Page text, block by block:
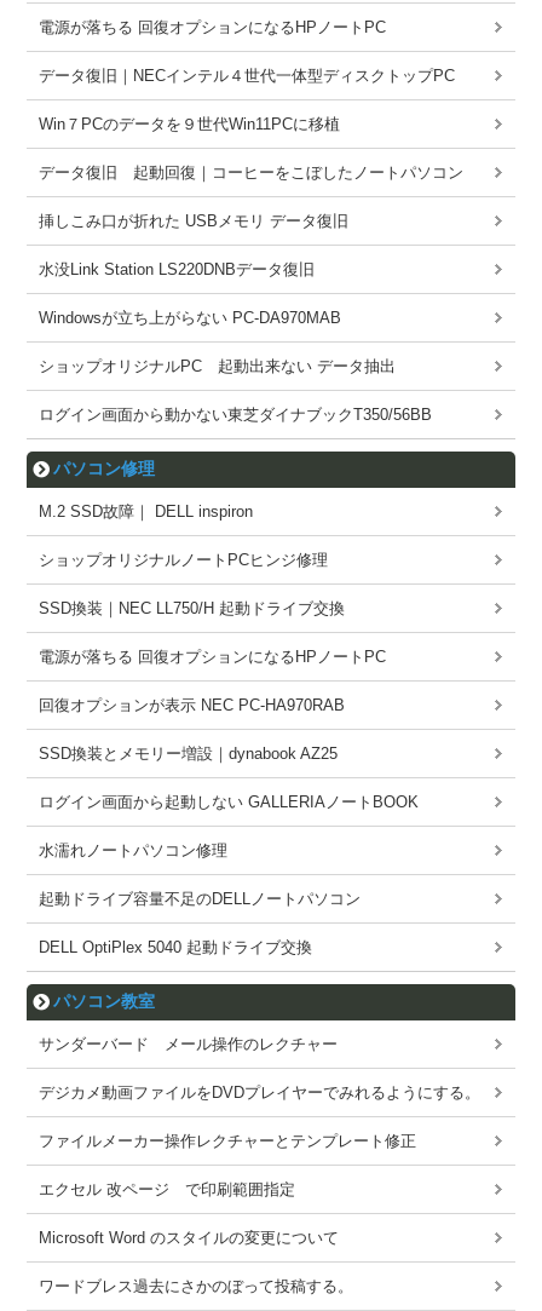
電源が落ちる 回復オプションになるHPノートPC
データ復旧｜NECインテル４世代一体型ディスクトップPC
Win７PCのデータを９世代Win11PCに移植
データ復旧 起動回復｜コーヒーをこぼしたノートパソコン
挿しこみ口が折れた USBメモリ データ復旧
水没Link Station LS220DNBデータ復旧
Windowsが立ち上がらない PC-DA970MAB
ショップオリジナルPC 起動出来ない データ抽出
ログイン画面から動かない東芝ダイナブックT350/56BB
パソコン修理
M.2 SSD故障｜ DELL inspiron
ショップオリジナルノートPCヒンジ修理
SSD換装｜NEC LL750/H 起動ドライブ交換
電源が落ちる 回復オプションになるHPノートPC
回復オプションが表示 NEC PC-HA970RAB
SSD換装とメモリー増設｜dynabook AZ25
ログイン画面から起動しない GALLERIAノートBOOK
水濡れノートパソコン修理
起動ドライブ容量不足のDELLノートパソコン
DELL OptiPlex 5040 起動ドライブ交換
パソコン教室
サンダーバード メール操作のレクチャー
デジカメ動画ファイルをDVDプレイヤーでみれるようにする。
ファイルメーカー操作レクチャーとテンプレート修正
エクセル 改ページ で印刷範囲指定
Microsoft Word のスタイルの変更について
ワードブレス過去にさかのぼって投稿する。